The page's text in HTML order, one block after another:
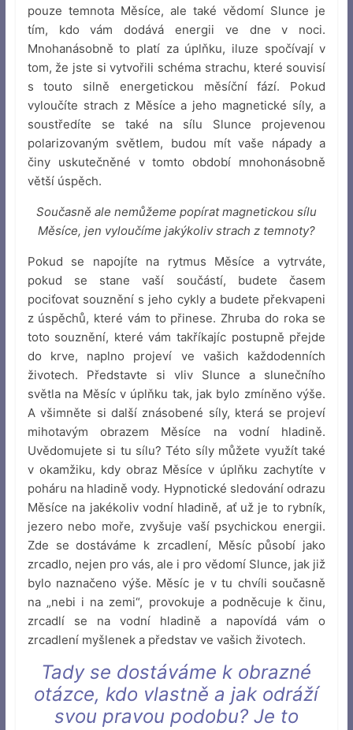
pouze temnota Měsíce, ale také vědomí Slunce je
tím, kdo vám dodává energii ve dne v noci.
Mnohanásobně to platí za úplňku, iluze spočívají v
tom, že jste si vytvořili schéma strachu, které souvisí
s touto silně energetickou měsíční fází. Pokud
vyloučíte strach z Měsíce a jeho magnetické síly, a
soustředíte se také na sílu Slunce projevenou
polarizovaným světlem, budou mít vaše nápady a
činy uskutečněné v tomto období mnohonásobně
větší úspěch.
Současně ale nemůžeme popírat magnetickou sílu
Měsíce, jen vyloučíme jakýkoliv strach z temnoty?
Pokud se napojíte na rytmus Měsíce a vytrváte,
pokud se stane vaší součástí, budete časem
pociťovat souznění s jeho cykly a budete překvapeni
z úspěchů, které vám to přinese. Zhruba do roka se
toto souznění, které vám takříkajíc postupně přejde
do krve, naplno projeví ve vašich každodenních
životech. Představte si vliv Slunce a slunečního
světla na Měsíc v úplňku tak, jak bylo zmíněno výše.
A všimněte si další znásobené síly, která se projeví
mihotavým obrazem Měsíce na vodní hladině.
Uvědomujete si tu sílu? Této síly můžete využít také
v okamžiku, kdy obraz Měsíce v úplňku zachytíte v
poháru na hladině vody. Hypnotické sledování odrazu
Měsíce na jakékoliv vodní hladině, ať už je to rybník,
jezero nebo moře, zvyšuje vaší psychickou energii.
Zde se dostáváme k zrcadlení, Měsíc působí jako
zrcadlo, nejen pro vás, ale i pro vědomí Slunce, jak již
bylo naznačeno výše. Měsíc je v tu chvíli současně
na „nebi i na zemi“, provokuje a podněcuje k činu,
zrcadlí se na vodní hladině a napovídá vám o
zrcadlení myšlenek a představ ve vašich životech.
Tady se dostáváme k obrazné
otázce, kdo vlastně a jak odráží
svou pravou podobu? Je to